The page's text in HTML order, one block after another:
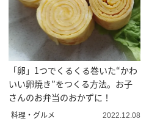
「卵」1つでくるくる巻いた“かわ
いい卵焼き”をつくる方法。お子
さんのお弁当のおかずに！
料理・グルメ 2022.12.08